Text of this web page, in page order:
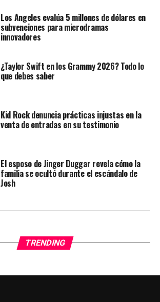
Los Ángeles evalúa 5 millones de dólares en
subvenciones para microdramas
innovadores
¿Taylor Swift en los Grammy 2026? Todo lo
que debes saber
Kid Rock denuncia prácticas injustas en la
venta de entradas en su testimonio
El esposo de Jinger Duggar revela cómo la
familia se ocultó durante el escándalo de
Josh
TRENDING